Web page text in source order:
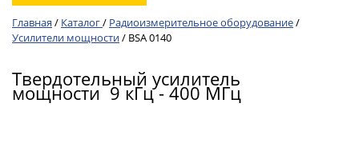
Главная / Каталог/ Радиоизмерительное оборудование/
Усилители мощности/ BSA 0140
Твердотельный усилитель
мощности 9 кГц - 400 МГц